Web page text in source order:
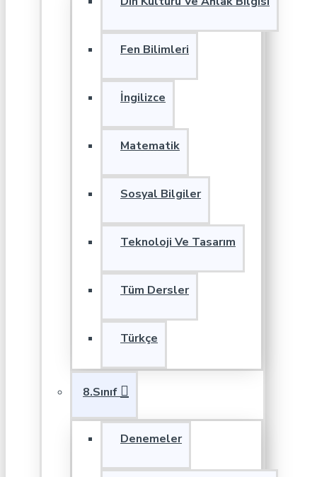
Fen Bilimleri
İngilizce
Matematik
Sosyal Bilgiler
Teknoloji Ve Tasarım
Tüm Dersler
Türkçe
8.Sınıf
Denemeler